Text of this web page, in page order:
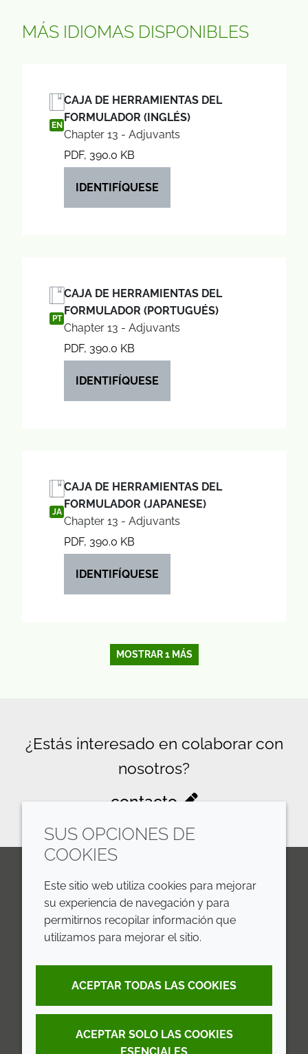
MÁS IDIOMAS DISPONIBLES
EN
CAJA DE HERRAMIENTAS DEL
FORMULADOR (INGLÉS)
Chapter 13 - Adjuvants
PDF, 390.0 KB
IDENTIFÍQUESE
PT
CAJA DE HERRAMIENTAS DEL
FORMULADOR (PORTUGUÉS)
Chapter 13 - Adjuvants
PDF, 390.0 KB
IDENTIFÍQUESE
JA
CAJA DE HERRAMIENTAS DEL
FORMULADOR (JAPANESE)
Chapter 13 - Adjuvants
PDF, 390.0 KB
IDENTIFÍQUESE
MOSTRAR 1 MÁS
¿Estás interesado en colaborar con
nosotros?
contacto
LinkedInYoutubeLine
EMPRESA
Annual Report
Sustainability Report
Croda.com
Terms and Conditions
Privacy Policy
Accessibility
Cookie Policy
SUS OPCIONES DE
COOKIES
Este sitio web utiliza cookies para mejorar
su experiencia de navegación y para
permitirnos recopilar información que
utilizamos para mejorar el sitio.
ACEPTAR TODAS LAS COOKIES
ACEPTAR SOLO LAS COOKIES